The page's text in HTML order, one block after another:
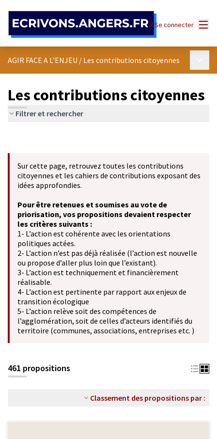
Se connecter
AGIR FACE A L’ENJEU / Les contributions citoyennes
Les contributions citoyennes
Filtrer et rechercher
Sur cette page, retrouvez toutes les contributions
citoyennes et les cahiers de contributions exposant des
idées approfondies.
Pour être retenues et soumises au vote de
priorisation, vos propositions devaient respecter
les critères suivants :
1- L’action est cohérente avec les orientations
politiques actées.
2- L’action n’est pas déjà réalisée (l’action est nouvelle
ou propose d’aller plus loin que l’existant).
3- L’action est techniquement et financièrement
réalisable.
4- L’action est pertinente par rapport aux enjeux de
transition écologique
5- L’action relève soit des compétences de
l’agglomération, soit de celles d’acteurs identifiés du
territoire (communes, associations, entreprises etc. )
461 propositions
Classement des propositions par :